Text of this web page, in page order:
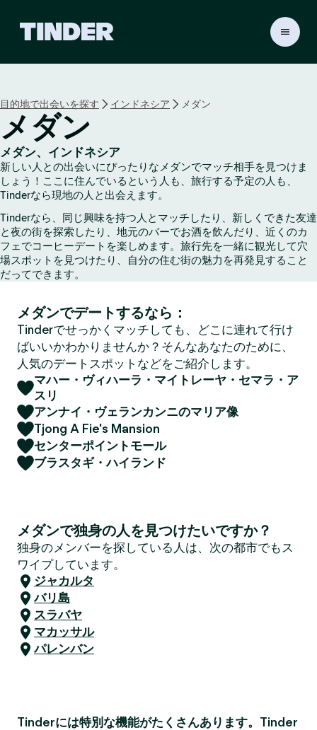
r
ム
ペ
ー
ジ
目的地で出会いを探す インドネシア メダン
メダン
メダン、インドネシア
新しい人との出会いにぴったりなメダンでマッチ相手を見つけま
しょう！ここに住んでいるという人も、旅行する予定の人も、
Tinderなら現地の人と出会えます。
Tinderなら、同じ興味を持つ人とマッチしたり、新しくできた友達
と夜の街を探索したり、地元のバーでお酒を飲んだり、近くのカ
フェでコーヒーデートを楽しめます。旅行先を一緒に観光して穴
場スポットを見つけたり、自分の住む街の魅力を再発見すること
だってできます。
メダンでデートするなら：
Tinderでせっかくマッチしても、どこに連れて行け
ばいいかわかりませんか？そんなあなたのために、
人気のデートスポットなどをご紹介します。
マハー・ヴィハーラ・マイトレーヤ・セマラ・ア
スリ
アンナイ・ヴェランカンニのマリア像
Tjong A Fie's Mansion
センターポイントモール
ブラスタギ・ハイランド
メダンで独身の人を見つけたいですか？
独身のメンバーを探している人は、次の都市でもス
ワイプしています。
ジャカルタ
バリ島
スラバヤ
マカッサル
パレンバン
Tinderには特別な機能がたくさんあります。Tinder